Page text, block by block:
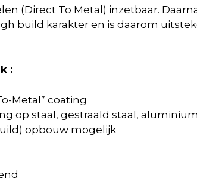
(Direct To Metal) inzetbaar.
build karakter en is daarom
:
Metal” coating
op staal, gestraald staal,
opbouw mogelijk